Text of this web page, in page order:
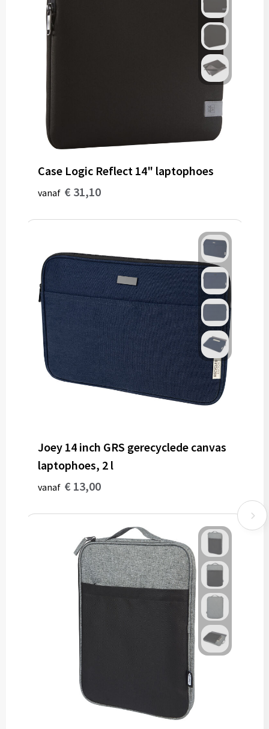
Case Logic Reflect 14" laptophoes
vanaf € 31,10
Joey 14 inch GRS gerecyclede canvas
laptophoes, 2 l
vanaf € 13,00